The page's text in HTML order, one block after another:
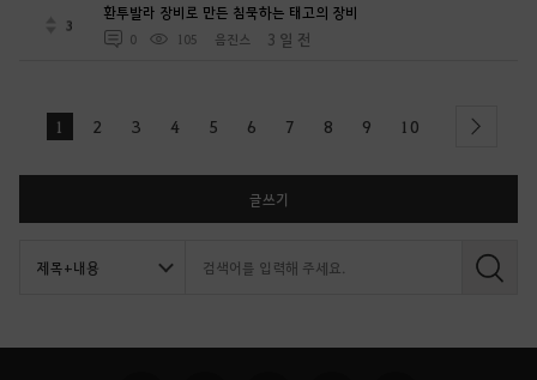
3
환투발라 장비로 만든 침묵하는 태고의 장비
0 105 음진스 3 일 전
1 2 3 4 5 6 7 8 9 10 next
글쓰기
검